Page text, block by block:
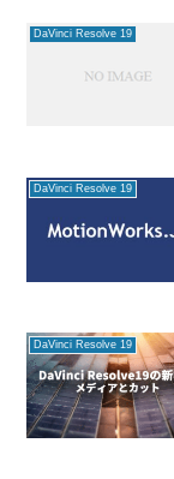
DaVinci Resolve 19
DaVinci Resolve 19
DaVinci Resolve 19